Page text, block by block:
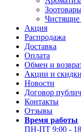
Чистящие
Акция
Распродажа
Доставка
Оплата
Обмен и
Акции и скидки
Новости
Договор
Контакты
Отзывы
Время работы
ПН-ПТ 9:00 -